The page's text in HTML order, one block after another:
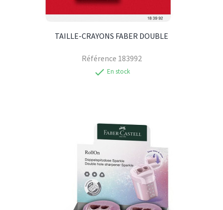
TAILLE-CRAYONS FABER DOUBLE
Référence 183992
check En stock